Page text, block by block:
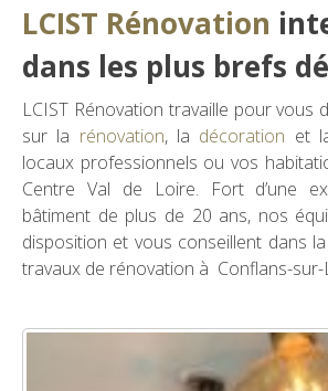
LCIST Rénovation
dans les plus brefs
LCIST Rénovation travaille pour vous
sur la rénovation, la décoration et
locaux professionnels ou vos
Centre Val de Loire. Fort d’une
bâtiment de plus de 20 ans, nos
disposition et vous conseillent dans
travaux de rénovation à Conflans-sur-